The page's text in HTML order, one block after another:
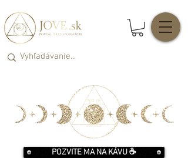
POZVITE MA NA KÁVU ☕️